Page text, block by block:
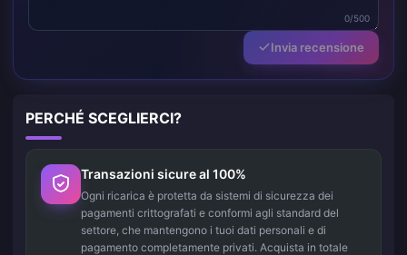
0/500
Invia recensione
PERCHÉ SCEGLIERCI?
Transazioni sicure al 100%
Ogni ricarica è protetta da sistemi di sicurezza dei
pagamenti crittografati e conformi agli standard del
settore, che mantengono i tuoi dati personali e di
pagamento completamente privati. Acquista in totale